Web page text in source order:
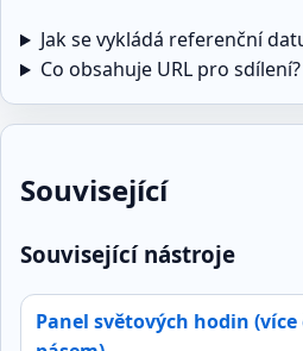
Jak se vykládá referenční
Co obsahuje URL pro sdílení?
Související
Související nástroje
Panel světových hodin (více